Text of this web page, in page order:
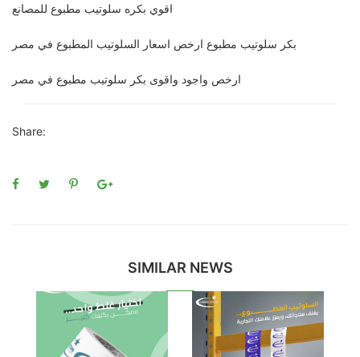
اقوي بكره سلوتيب مطبوع للمصانع
بكر سلوتيب مطبوع ارخص اسعار السلوتيب المطبوع في مصر
ارخص واجود واقوى بكر سلوتيب مطبوع في مصر
Share:
SIMILAR NEWS